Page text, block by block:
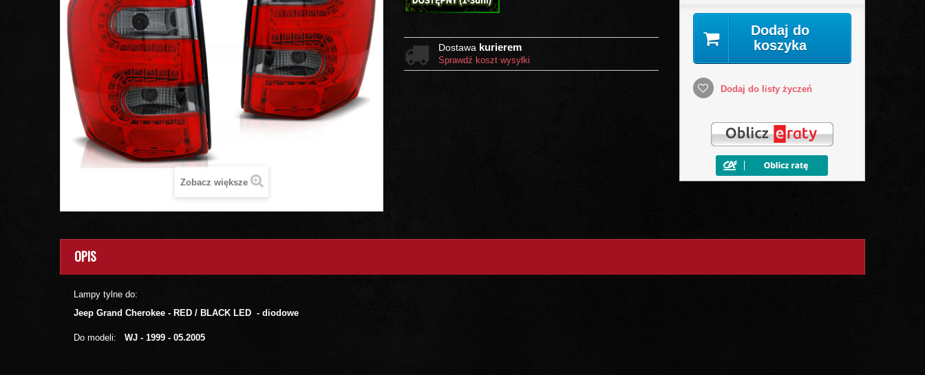
Zobacz większe
Dostawa kurierem
Sprawdź koszt wysyłki
Dodaj do
koszyka
Dodaj do listy życzeń
OPIS
Lampy tylne do:
Jeep Grand Cherokee - RED / BLACK LED - diodowe
Do modeli: WJ - 1999 - 05.2005